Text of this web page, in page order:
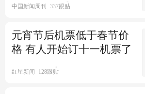
中国新闻周刊 337跟贴
元宵节后机票低于春节价
格 有人开始订十一机票了
红星新闻 128跟贴